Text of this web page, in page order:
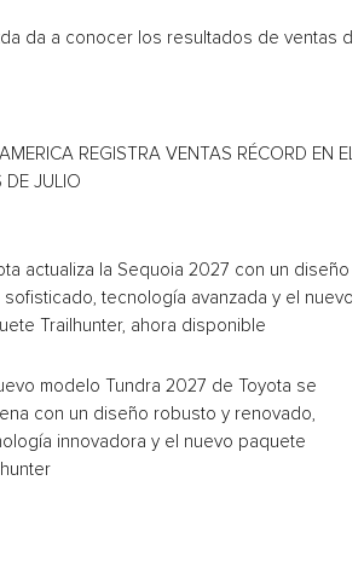
da a conocer los resultados de ventas de
REGISTRA VENTAS RÉCORD EN EL
DE JULIO
actualiza la Sequoia 2027 con un diseño
sofisticado, tecnología avanzada y el nuevo
Trailhunter, ahora disponible
modelo Tundra 2027 de Toyota se
con un diseño robusto y renovado,
innovadora y el nuevo paquete